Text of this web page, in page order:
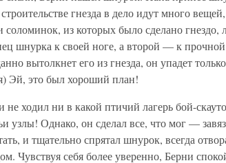
гнезда в дело идут много
из которых было сделано
шнурка к своей ноге, а второй — к прочной
вытолкнет его из гнезда, он упадет
Эй, это был хороший план!
ходил ни в какой птичий лагерь бой-
узлы! Однако, он сделал все, что мог —
и тщательно спрятал шнурок, всегда
Чувствуя себя более уверенно, Берни